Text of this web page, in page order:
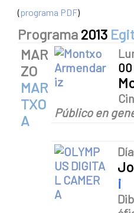
(programa PDF)
Programa 2013
MAR
ZO
MAR
TXO
A
00
Público en
i